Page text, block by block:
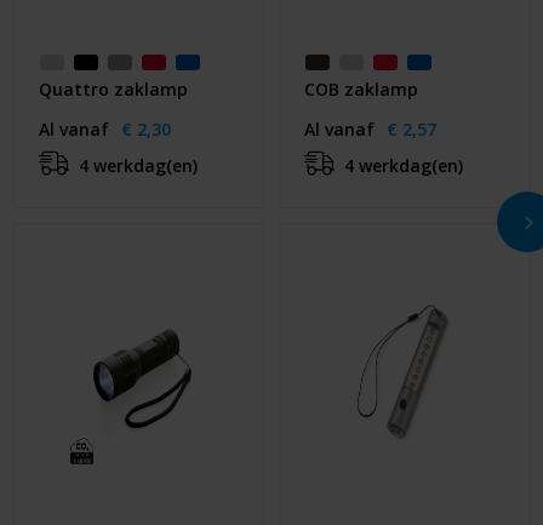
Quattro zaklamp
Al vanaf € 2,30
4 werkdag(en)
COB zaklamp
Al vanaf € 2,57
4 werkdag(en)